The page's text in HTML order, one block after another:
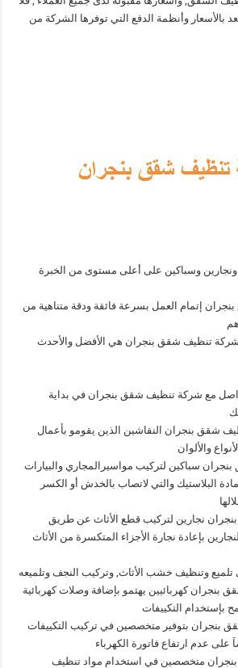
بالأسعار وأنظمة الدفع التي توفرها الشركة من
ونجارين وسباكين على أعلى مستوى من الخبرة
إتمام العمل بسرعة فائقة ودقة متناهية من
شركة تنظيف شقق بنجران هي الأفضل والأحدث
مع شركة تنظيف شقق بنجران في بداية
شقق بنجران النقاشين الذين يقومو بأعمال
والألوان
سباكين لتركيب مواسيرالمجاري والبيارات
البلاستيك والتي لاتصاب بالخدش أو الكسر
نجارين لتركيب قطع الأثاث عن طريق
بإعادة نجارة الأجزاء المتكسرة من الأثاث
وتنظيف خشب الأثاث, وتركيب النجف وتلميعه
كهربائيين يهتمو بإضافة وصلات كهربائية
بإستخدام التكييفات
بنجران بتوفير متخصصين في تركيب التكييفات
عدم ارتفاع فاتورة الكهرباء
متخصصين في استخدام مواد تنظيف